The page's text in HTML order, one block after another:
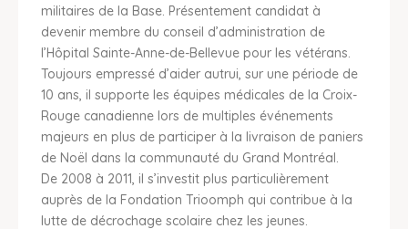
militaires de la Base. Présentement candidat à
devenir membre du conseil d’administration de
l’Hôpital Sainte-Anne-de-Bellevue pour les vétérans.
Toujours empressé d’aider autrui, sur une période de
10 ans, il supporte les équipes médicales de la Croix-
Rouge canadienne lors de multiples événements
majeurs en plus de participer à la livraison de paniers
de Noël dans la communauté du Grand Montréal.
De 2008 à 2011, il s’investit plus particulièrement
auprès de la Fondation Trioomph qui contribue à la
lutte de décrochage scolaire chez les jeunes.